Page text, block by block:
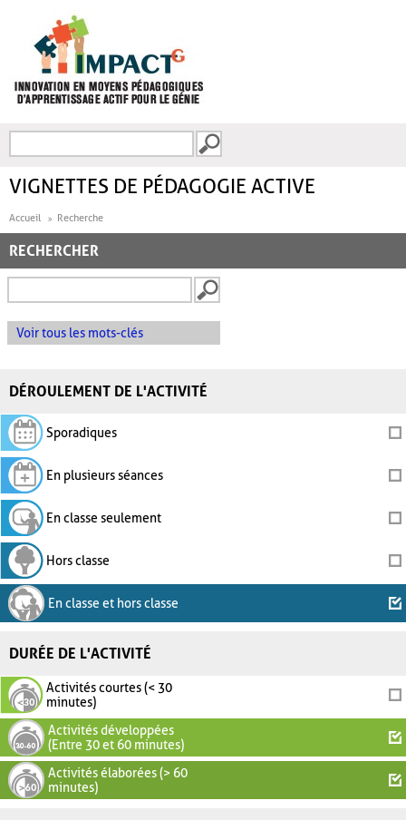
FORMULAIRE DE
VIGNETTES DE PÉDAGOGIE ACTIVE
Accueil Recherche
RECHERCHER
Voir tous les mots-clés
DÉROULEMENT DE L'ACTIVITÉ
Sporadiques
En plusieurs séances
En classe seulement
Hors classe
En classe et hors classe
DURÉE DE L'ACTIVITÉ
Activités courtes (< 30
minutes)
Activités développées
(Entre 30 et 60 minutes)
Activités élaborées (> 60
minutes)